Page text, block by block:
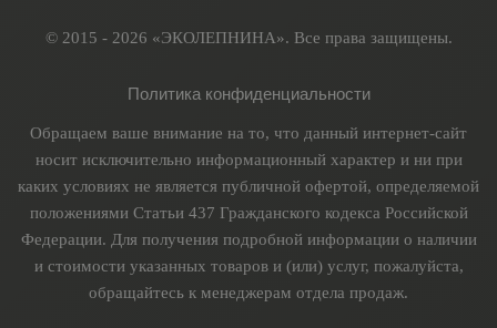
© 2015 - 2026 «ЭКОЛЕПНИНА». Все права защищены.
Политика конфиденциальности
Обращаем ваше внимание на то, что данный интернет-сайт
носит исключительно информационный характер и ни при
каких условиях не является публичной офертой, определяемой
положениями Статьи 437 Гражданского кодекса Российской
Федерации. Для получения подробной информации о наличии
и стоимости указанных товаров и (или) услуг, пожалуйста,
обращайтесь к менеджерам отдела продаж.